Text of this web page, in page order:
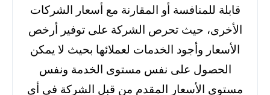
قابلة للمنافسة أو المقارنة مع أسعار الشركات
الأخرى، حيث تحرص الشركة على توفير أرخص
الأسعار وأجود الخدمات لعملائها بحيث لا يمكن
الحصول على نفس مستوى الخدمة ونفس
مستوى الأسعار المقدم من قبل الشركة في أى